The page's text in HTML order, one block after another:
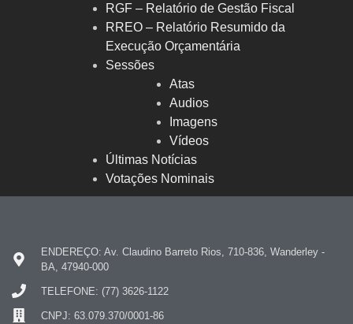
RGF – Relatório de Gestão Fiscal
RREO – Relatório Resumido da
Execução Orçamentária
Sessões
Atas
Audios
Imagens
Vídeos
Últimas Notícias
Votações Nominais
ENDEREÇO: Av. Claudino Barreto Rios, 710-836, Wanderley -
BA, 47940-000
TELEFONE: (77) 3626-1122
CNPJ: 63.079.370/0001-86